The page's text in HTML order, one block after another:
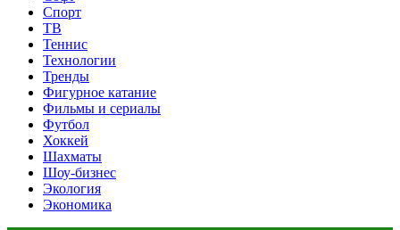
Спорт
ТВ
Теннис
Технологии
Тренды
Фигурное катание
Фильмы и сериалы
Футбол
Хоккей
Шахматы
Шоу-бизнес
Экология
Экономика